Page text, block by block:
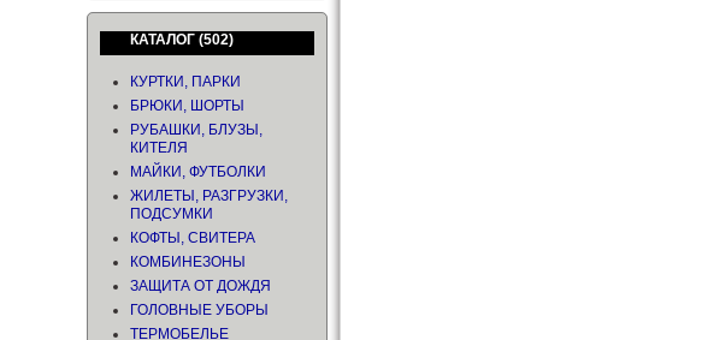
КАТАЛОГ (502)
КУРТКИ, ПАРКИ
БРЮКИ, ШОРТЫ
РУБАШКИ, БЛУЗЫ,
КИТЕЛЯ
МАЙКИ, ФУТБОЛКИ
ЖИЛЕТЫ, РАЗГРУЗКИ,
ПОДСУМКИ
КОФТЫ, СВИТЕРА
КОМБИНЕЗОНЫ
ЗАЩИТА ОТ ДОЖДЯ
ГОЛОВНЫЕ УБОРЫ
ТЕРМОБЕЛЬЕ